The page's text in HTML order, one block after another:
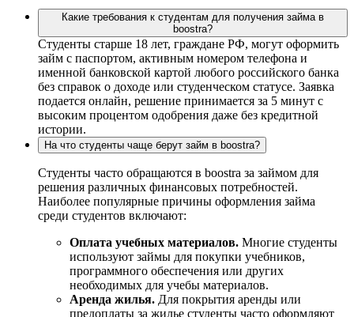
Какие требования к студентам для получения займа в
boostra?
Студенты старше 18 лет, граждане РФ, могут оформить
займ с паспортом, активным номером телефона и
именной банковской картой любого российского банка
без справок о доходе или студенческом статусе. Заявка
подается онлайн, решение принимается за 5 минут с
высоким процентом одобрения даже без кредитной
истории.
На что студенты чаще берут займ в boostra?
Студенты часто обращаются в boostra за займом для
решения различных финансовых потребностей.
Наиболее популярные причины оформления займа
среди студентов включают:
Оплата учебных материалов. Многие студенты
используют займы для покупки учебников,
программного обеспечения или других
необходимых для учебы материалов.
Аренда жилья. Для покрытия аренды или
предоплаты за жилье студенты часто оформляют